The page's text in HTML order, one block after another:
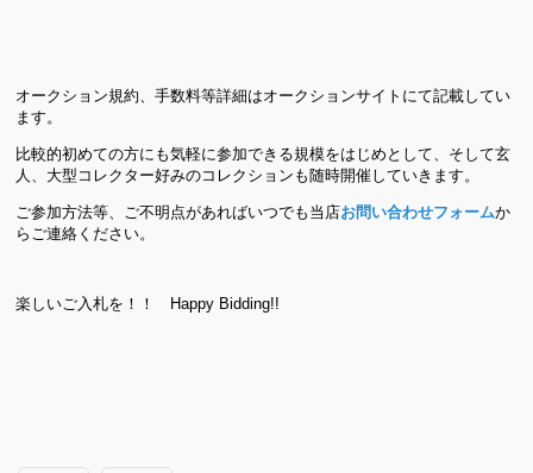
オークション規約、手数料等詳細はオークションサイトにて記載してい
ます。
比較的初めての方にも気軽に参加できる規模をはじめとして、そして玄
人、大型コレクター好みのコレクションも随時開催していきます。
ご参加方法等、ご不明点があればいつでも当店お問い合わせフォームか
らご連絡ください。
楽しいご入札を！！ Happy Bidding!!